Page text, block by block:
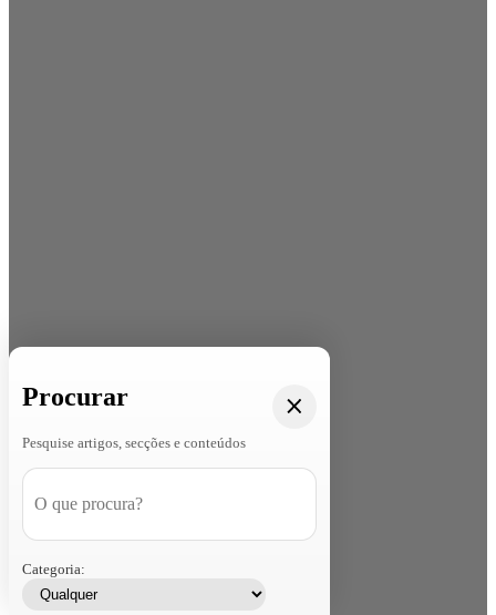
Procurar
Pesquise artigos, secções e conteúdos
Categoria: